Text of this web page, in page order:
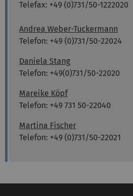
Telefax: +49 (0)731/50-1222020
Andrea Weber-Tuckermann
Telefon: +49 (0)731/50-22024
Daniela Stang
Telefon: +49(0)731/50-22020
Mareike Köpf
Telefon: +49 731 50-22040
Martina Fischer
Telefon: +49 (0)731/50-22021